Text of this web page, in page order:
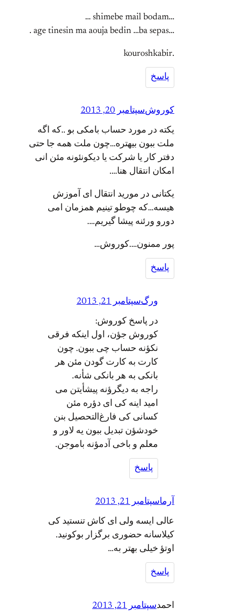
…shimebe mail bodam …
…age tinesin ma aouja bedin …ba sepas .
.kouroshkabir
پاسخ
کوروشسپتامبر 20, 2013
یکته در مورد حساب بامکی بو ..که اگه
ملت ببون بیهتره…چون ملت همه جا حتی
دفتر کار یا شرکت یا دیکونئونه مئن انی
امکان انتقال هنا….
یکتانی در مورید انتقال ای آموزش
هیسه…که چوطو تینیم همزمان امی
دورو ورئنه پیشا گیریم….
پور ممنون….کوروش…
پاسخ
ورگسپتامبر 21, 2013
در پاسخ کوروش:
کوروش جؤن، اول اینکه فرقی
نکؤنه حساب چی ببون. چون
کارت به کارت گودن مئن هر
بانکی به هر بانکی شأنه.
راجه به دیگرؤنه پیشأیتن می
امید اینه کی ای دؤره مئن
کسانی کی فارغ‌التحصیل بنن
خودشؤن تبدیل ببون یه لاور و
معلم و باخی آدمؤنه باموجن.
پاسخ
آرماسپتامبر 21, 2013
عالی ایسه ولی ای کاش تنستید کی
کیلاسانه حضوری برگزار بوکونید.
اوتؤ خیلی بهتر به…
پاسخ
احمدسپتامبر 21, 2013